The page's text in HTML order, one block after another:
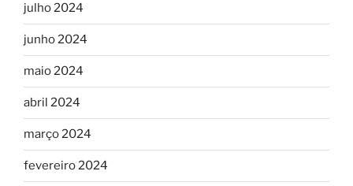
julho 2024
junho 2024
maio 2024
abril 2024
março 2024
fevereiro 2024